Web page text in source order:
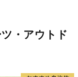
、「こめ」「ま
だの５つ
・アウトド